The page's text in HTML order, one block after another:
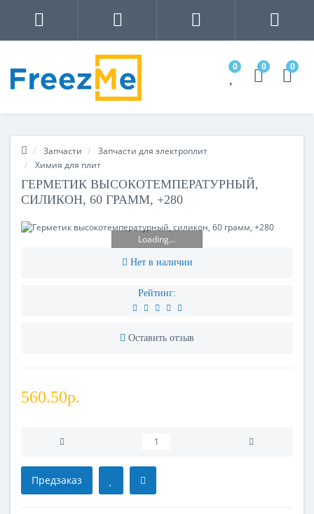
0 0 0
Запчасти
Запчасти для электроплит
Химия для плит
ГЕРМЕТИК ВЫСОКОТЕМПЕРАТУРНЫЙ,
СИЛИКОН, 60 ГРАММ, +280
Loading...
Нет в наличии
Рейтинг:
Оставить отзыв
560.50р.
Предзаказ